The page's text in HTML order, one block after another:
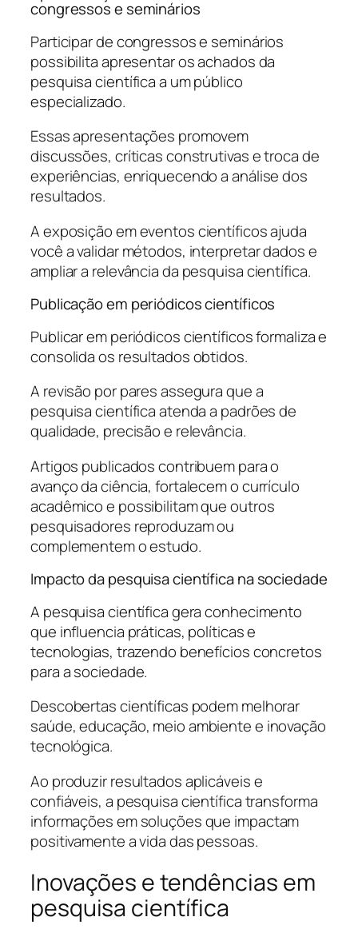
congressos e seminários
Participar de congressos e seminários
possibilita apresentar os achados da
pesquisa científica a um público
especializado.
Essas apresentações promovem
discussões, críticas construtivas e troca de
experiências, enriquecendo a análise dos
resultados.
A exposição em eventos científicos ajuda
você a validar métodos, interpretar dados e
ampliar a relevância da pesquisa científica.
Publicação em periódicos científicos
Publicar em periódicos científicos formaliza e
consolida os resultados obtidos.
A revisão por pares assegura que a
pesquisa científica atenda a padrões de
qualidade, precisão e relevância.
Artigos publicados contribuem para o
avanço da ciência, fortalecem o currículo
acadêmico e possibilitam que outros
pesquisadores reproduzam ou
complementem o estudo.
Impacto da pesquisa científica na sociedade
A pesquisa científica gera conhecimento
que influencia práticas, políticas e
tecnologias, trazendo benefícios concretos
para a sociedade.
Descobertas científicas podem melhorar
saúde, educação, meio ambiente e inovação
tecnológica.
Ao produzir resultados aplicáveis e
confiáveis, a pesquisa científica transforma
informações em soluções que impactam
positivamente a vida das pessoas.
Inovações e tendências em
pesquisa científica